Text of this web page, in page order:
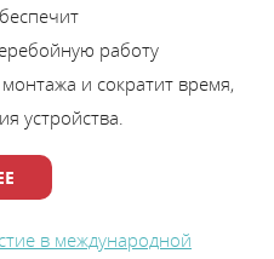
работу
и сократит время,
устройства.
в международной